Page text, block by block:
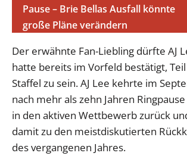
Pause – Brie Bellas Ausfall könnte
große Pläne verändern
Der erwähnte Fan-Liebling dürfte AJ
hatte bereits im Vorfeld bestätigt,
Staffel zu sein. AJ Lee kehrte im
nach mehr als zehn Jahren
in den aktiven Wettbewerb zurück
damit zu den meistdiskutierten
des vergangenen Jahres.